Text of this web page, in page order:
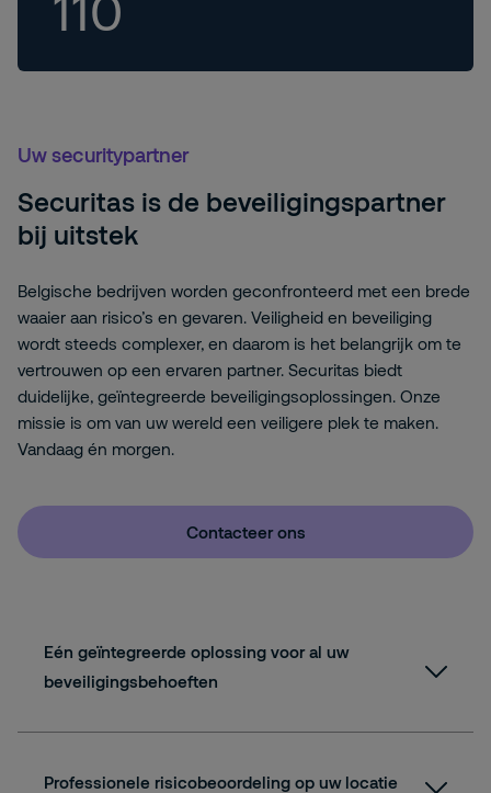
Uw securitypartner
Securitas is de beveiligingspartner
bij uitstek
Belgische bedrijven worden geconfronteerd met een brede
waaier aan risico’s en gevaren. Veiligheid en beveiliging
wordt steeds complexer, en daarom is het belangrijk om te
vertrouwen op een ervaren partner. Securitas biedt
duidelijke, geïntegreerde beveiligingsoplossingen. Onze
missie is om van uw wereld een veiligere plek te maken.
Vandaag én morgen.
Contacteer ons
Eén geïntegreerde oplossing voor al uw
beveiligingsbehoeften
Professionele risicobeoordeling op uw locatie